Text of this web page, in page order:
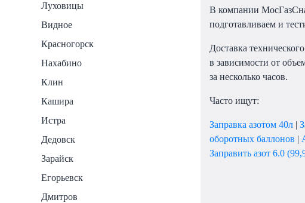
Луховицы
Видное
Красногорск
Нахабино
Клин
Кашира
Истра
Дедовск
Зарайск
Егорьевск
Дмитров
В компании
подготавливаем и
Доставка
в зависимости от
за несколько часов.
Часто ищут:
Заправка азотом 40л |
оборотных баллонов |
Заправить азот 6.0